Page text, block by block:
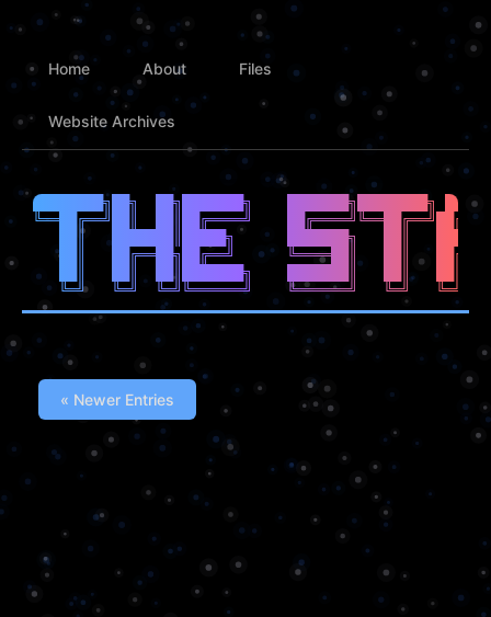
Home About Files
Website Archives
████████╗██╗  ██╗███████╗    ███████╗████████╗
╚══██╔══╝██║  ██║██╔════╝
██║   ███████║█████╗      ███████╗   ██║
██║   ██╔══██╗██╔══╝      ╚════██║   ██║
██║   ██║  ██║███████╗    ███████║   ██║   ██║
« Newer Entries